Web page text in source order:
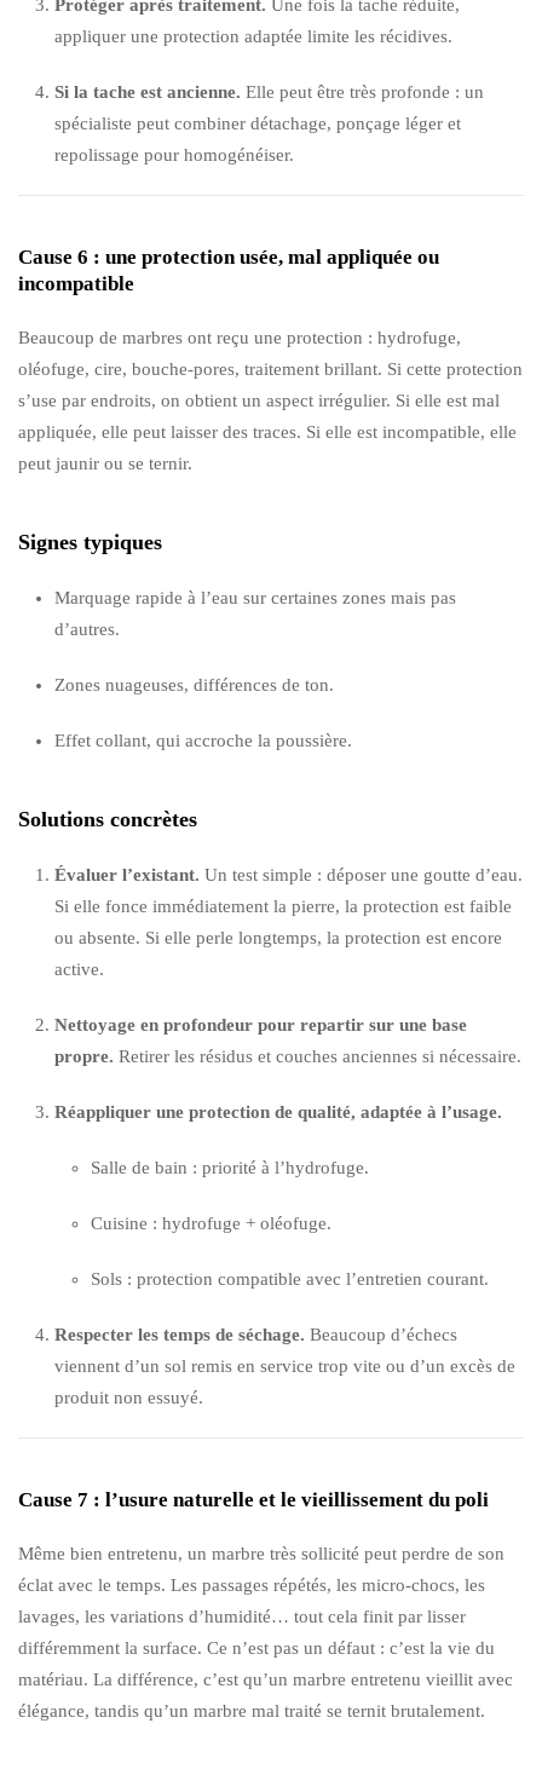
Protéger après traitement. Une fois la tache réduite,
appliquer une protection adaptée limite les récidives.
Si la tache est ancienne. Elle peut être très profonde : un
spécialiste peut combiner détachage, ponçage léger et
repolissage pour homogénéiser.
Cause 6 : une protection usée, mal appliquée ou
incompatible
Beaucoup de marbres ont reçu une protection : hydrofuge,
oléofuge, cire, bouche-pores, traitement brillant. Si cette protection
s’use par endroits, on obtient un aspect irrégulier. Si elle est mal
appliquée, elle peut laisser des traces. Si elle est incompatible, elle
peut jaunir ou se ternir.
Signes typiques
Marquage rapide à l’eau sur certaines zones mais pas
d’autres.
Zones nuageuses, différences de ton.
Effet collant, qui accroche la poussière.
Solutions concrètes
Évaluer l’existant. Un test simple : déposer une goutte d’eau.
Si elle fonce immédiatement la pierre, la protection est faible
ou absente. Si elle perle longtemps, la protection est encore
active.
Nettoyage en profondeur pour repartir sur une base
propre. Retirer les résidus et couches anciennes si nécessaire.
Réappliquer une protection de qualité, adaptée à l’usage.
Salle de bain : priorité à l’hydrofuge.
Cuisine : hydrofuge + oléofuge.
Sols : protection compatible avec l’entretien courant.
Respecter les temps de séchage. Beaucoup d’échecs
viennent d’un sol remis en service trop vite ou d’un excès de
produit non essuyé.
Cause 7 : l’usure naturelle et le vieillissement du poli
Même bien entretenu, un marbre très sollicité peut perdre de son
éclat avec le temps. Les passages répétés, les micro-chocs, les
lavages, les variations d’humidité… tout cela finit par lisser
différemment la surface. Ce n’est pas un défaut : c’est la vie du
matériau. La différence, c’est qu’un marbre entretenu vieillit avec
élégance, tandis qu’un marbre mal traité se ternit brutalement.